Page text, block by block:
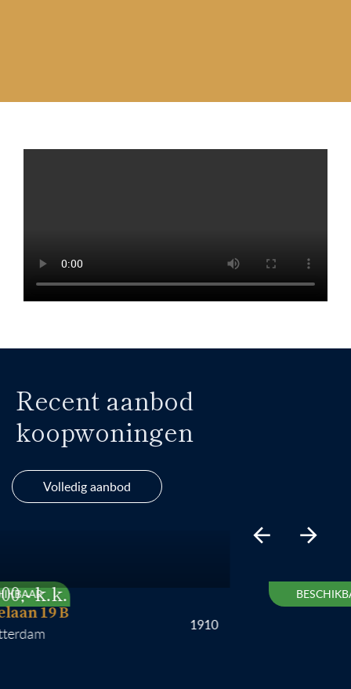
Recent aanbod
koopwoningen
Volledig aanbod
1910
19 B
BESCHIKBAAR